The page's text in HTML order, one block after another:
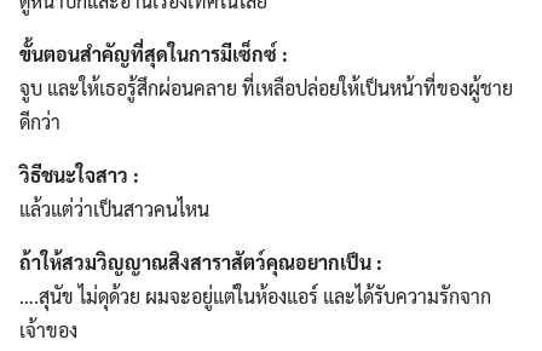
Search
for:
ขั้นตอนสำคัญที่สุดในการมีเซ็กซ์ :
จูบ และให้เธอรู้สึกผ่อนคลาย ที่เหลือปล่อยให้เป็นหน้าที่ของผู้ชาย
ดีกว่า
วิธีชนะใจสาว :
แล้วแต่ว่าเป็นสาวคนไหน
ถ้าให้สวมวิญญาณสิงสาราสัตว์คุณอยากเป็น :
….สุนัข ไม่ดุด้วย ผมจะอยู่แต่ในห้องแอร์ และได้รับความรักจาก
เจ้าของ